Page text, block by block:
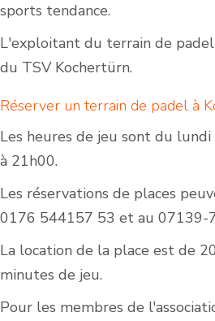
sports tendance.
L'exploitant du terrain de
du TSV Kochertürn.
Réserver un terrain de padel à
Les heures de jeu sont du
à 21h00.
Les réservations de places
0176 544157 53 et au 07139-
La location de la place est de
minutes de jeu.
Pour les membres de